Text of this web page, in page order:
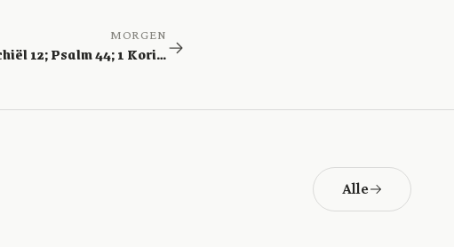
MORGEN
Ezechiël 12; Psalm 44; 1 Korinthe 11
Alle